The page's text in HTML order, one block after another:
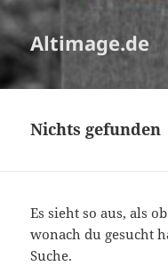
Altimage.de
Nichts gefunden
Es sieht so aus, als
wonach du gesucht
Suche.